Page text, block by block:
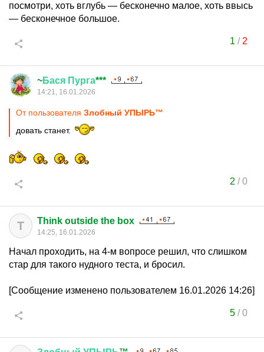
посмотри, хоть вглубь — бесконечно малое, хоть ввысь
— бесконечное большое.
1 / 2
~Бася Пурга***
14:21, 16.01.2026
От пользователя Злобный УПЫРЬ™
довать станет.
2 /0
T Think outside the box
14:25, 16.01.2026
Начал проходить, на 4-м вопросе решил, что слишком
стар для такого нудного теста, и бросил.
[Сообщение изменено пользователем 16.01.2026 14:26]
5/0